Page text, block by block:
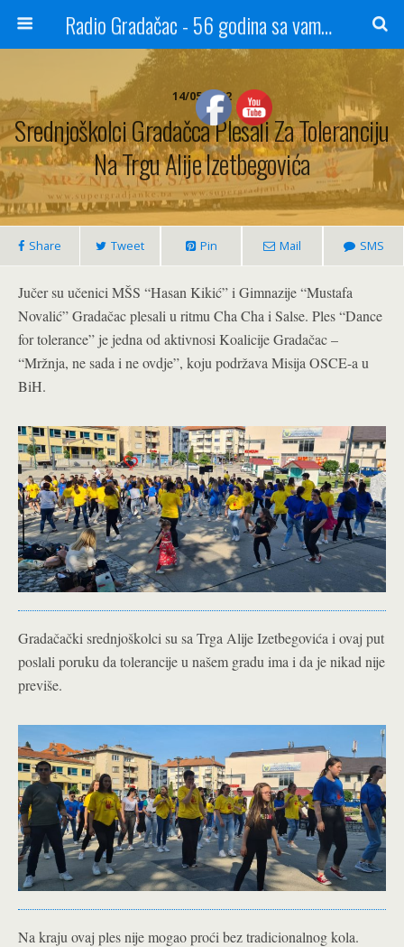
Radio Gradačac - 56 godina sa vama...
14/05/2022
Srednjoškolci Gradačca Plesali Za Toleranciju
Na Trgu Alije Izetbegovića
Share Tweet Pin Mail SMS
Jučer su učenici MŠS “Hasan Kikić” i Gimnazije “Mustafa
Novalić” Gradačac plesali u ritmu Cha Cha i Salse. Ples “Dance
for tolerance” je jedna od aktivnosi Koalicije Gradačac –
“Mržnja, ne sada i ne ovdje”, koju podržava Misija OSCE-a u
BiH.
Gradačački srednjoškolci su sa Trga Alije Izetbegovića i ovaj put
poslali poruku da tolerancije u našem gradu ima i da je nikad nije
previše.
Na kraju ovaj ples nije mogao proći bez tradicionalnog kola.